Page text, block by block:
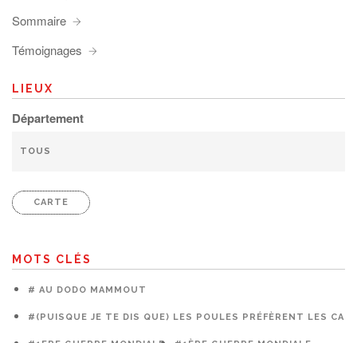
Sommaire
Témoignages
LIEUX
Département
CARTE
MOTS CLÉS
# AU DODO MAMMOUT
#(PUISQUE JE TE DIS QUE) LES POULES PRÉFÈRENT LES